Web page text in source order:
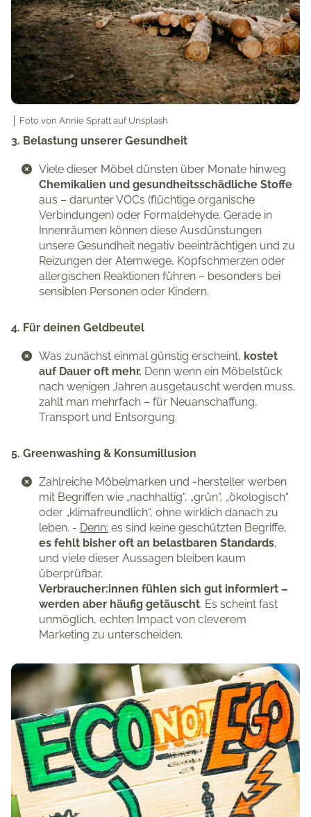
│ Foto von Annie Spratt auf Unsplash
3. Belastung unserer Gesundheit
Viele dieser Möbel dünsten über Monate hinweg
Chemikalien und gesundheitsschädliche Stoffe
aus – darunter VOCs (flüchtige organische
Verbindungen) oder Formaldehyde. Gerade in
Innenräumen können diese Ausdünstungen
unsere Gesundheit negativ beeinträchtigen und zu
Reizungen der Atemwege, Kopfschmerzen oder
allergischen Reaktionen führen – besonders bei
sensiblen Personen oder Kindern.
4. Für deinen Geldbeutel
Was zunächst einmal günstig erscheint, kostet
auf Dauer oft mehr. Denn wenn ein Möbelstück
nach wenigen Jahren ausgetauscht werden muss,
zahlt man mehrfach – für Neuanschaffung,
Transport und Entsorgung.
5. Greenwashing & Konsumillusion
Zahlreiche Möbelmarken und -hersteller werben
mit Begriffen wie „nachhaltig“, „grün“, „ökologisch“
oder „klimafreundlich“, ohne wirklich danach zu
leben. - Denn: es sind keine geschützten Begriffe,
es fehlt bisher oft an belastbaren Standards,
und viele dieser Aussagen bleiben kaum
überprüfbar.
Verbraucher:innen fühlen sich gut informiert –
werden aber häufig getäuscht. Es scheint fast
unmöglich, echten Impact von cleverem
Marketing zu unterscheiden.